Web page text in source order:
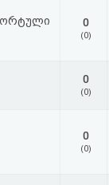
0
(0)
0
(0)
0
(0)